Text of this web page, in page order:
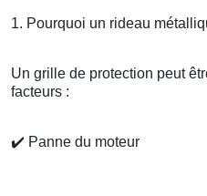
1. Pourquoi un rideau
Un grille de protection peut
facteurs :
✔️ Panne du moteur